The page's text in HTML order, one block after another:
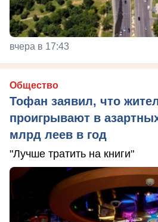
вчера в 17:43
Общество
Тофан заявил, что
проигрывают в
млрд леев в год
"Лучше тратить на книги"